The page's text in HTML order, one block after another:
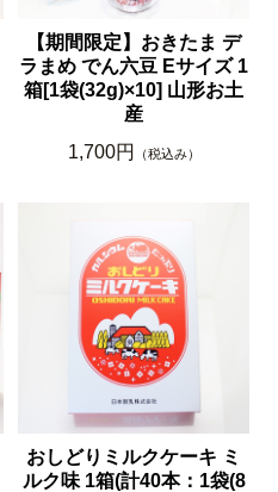
【期間限定】おきたま デ
ラまめ でん六豆 Eサイズ 1
箱[1袋(32g)×10] 山形お土
産
1,700円
（税込み）
おしどりミルクケーキ ミ
ルク味 1箱(計40本：1袋(8